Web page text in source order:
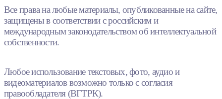
Все права на любые материалы, опубликованные на сайте,
защищены в соответствии с российским и
международным законодательством об интеллектуальной
собственности.
Любое использование текстовых, фото, аудио и
видеоматериалов возможно только с согласия
правообладателя (ВГТРК).